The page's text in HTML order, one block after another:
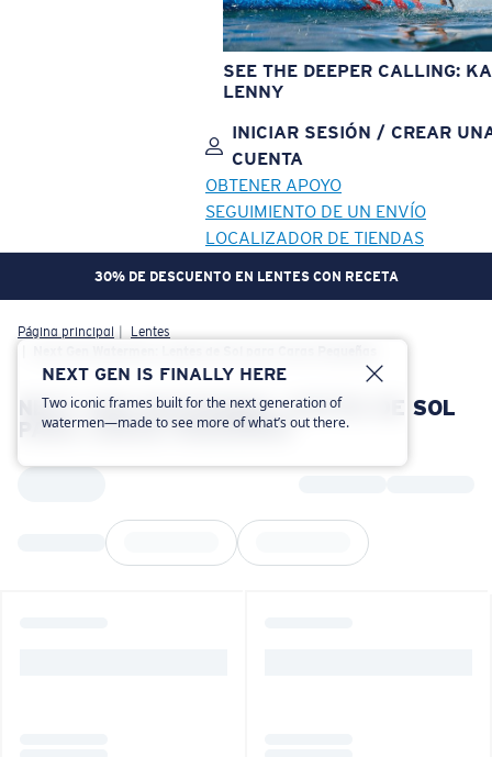
SEE THE DEEPER CALLING:
LENNY
INICIAR SESIÓN / CREAR
CUENTA
OBTENER APOYO
SEGUIMIENTO DE UN ENVÍO
LOCALIZADOR DE TIENDAS
30% DE DESCUENTO EN LENTES CON RECETA
OBJETIVO ACTUALIZADO
Precio:
Sin cargo
Cantidad:
Página principal
Lentes
NEXT GEN IS FINALLY HERE
Two iconic frames built for the next generation of
watermen—made to see more of what’s out there.
NEXT GEN WATERMEN: LENTES DE SOL
PARA CARAS PEQUEÑAS